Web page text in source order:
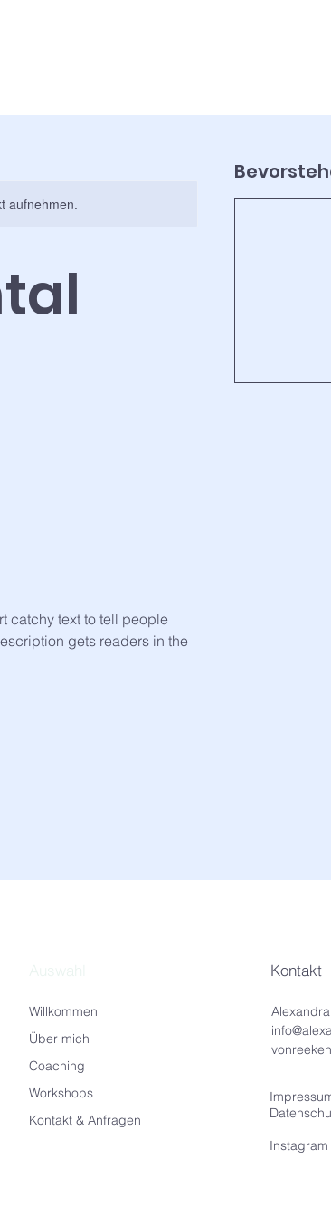
aufnehmen.
catchy text to tell people
gets readers in the
Willkommen
Über mich
Coaching
Workshops
Kontakt & Anfragen
Kontakt
i